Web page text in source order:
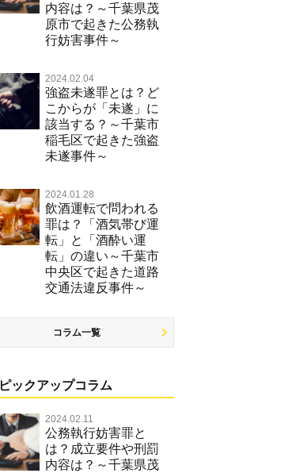
内容は？～千葉県茂
原市で起きた公務執
行妨害事件～
2024.02.04
強盗未遂罪とは？ど
こからが「未遂」に
該当する？～千葉市
稲毛区で起きた強盗
未遂事件～
2024.01.28
飲酒運転で問われる
罪は？「酒気帯び運
転」と「酒酔い運
転」の違い～千葉市
中央区で起きた道路
交通法違反事件～
コラム一覧
ピックアップコラム
2024.02.11
公務執行妨害罪と
は？成立要件や刑罰
内容は？～千葉県茂